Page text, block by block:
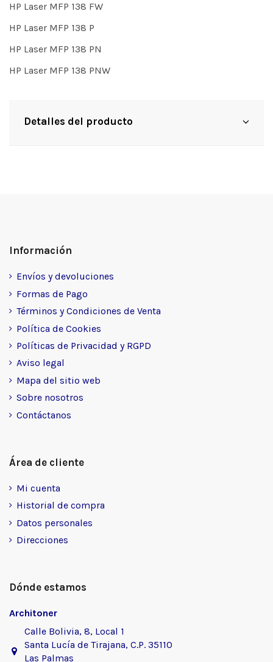
HP Laser MFP 138 FW
HP Laser MFP 138 P
HP Laser MFP 138 PN
HP Laser MFP 138 PNW
Detalles del producto
Información
Envíos y devoluciones
Formas de Pago
Términos y Condiciones de Venta
Política de Cookies
Políticas de Privacidad y RGPD
Aviso legal
Mapa del sitio web
Sobre nosotros
Contáctanos
Área de cliente
Mi cuenta
Historial de compra
Datos personales
Direcciones
Dónde estamos
Architoner
Calle Bolivia, 8, Local 1
Santa Lucía de Tirajana, C.P. 35110
Las Palmas